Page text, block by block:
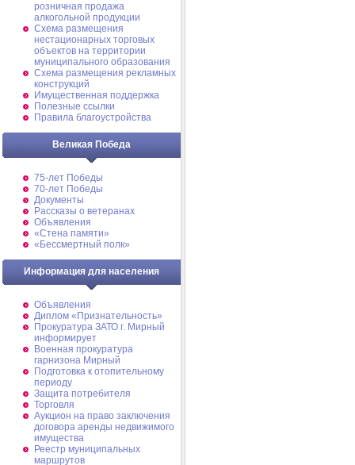
розничная продажа
алкогольной продукции
Схема размещения
нестационарных торговых
объектов на территории
муниципального образования
Схема размещения рекламных
конструкций
Имущественная поддержка
Полезные ссылки
Правила благоустройства
Великая Победа
75-лет Победы
70-лет Победы
Документы
Рассказы о ветеранах
Объявления
«Стена памяти»
«Бессмертный полк»
Информация для населения
Объявления
Диплом «Признательность»
Прокуратура ЗАТО г. Мирный
информирует
Военная прокуратура
гарнизона Мирный
Подготовка к отопительному
периоду
Защита потребителя
Торговля
Аукцион на право заключения
договора аренды недвижимого
имущества
Реестр муниципальных
маршрутов